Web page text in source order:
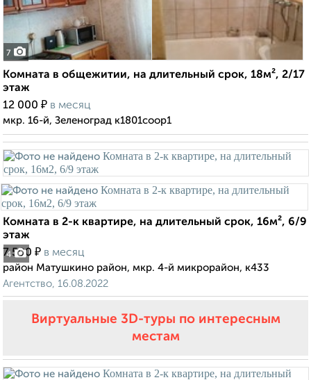
7
Комната в общежитии, на длительный срок, 18м², 2/17
этаж
12 000 ₽ в месяц
мкр. 16-й, Зеленоград к1801соор1
4
Комната в 2-к квартире, на длительный срок, 16м², 6/9
этаж
7 500 ₽ в месяц
район Матушкино район, мкр. 4-й микрорайон, к433
Агентство, 16.08.2022
Виртуальные 3D-туры по интересным
местам